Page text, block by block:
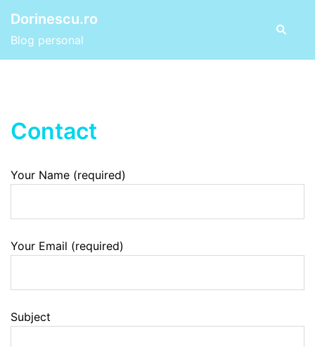
content
Dorinescu.ro
Blog personal
Search
Contact
Your Name (required)
Your Email (required)
Subject